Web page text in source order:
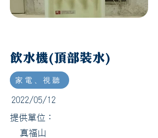
飲水機(頂部裝水)
家電、視聽
2022/05/12
提供單位：
真福山